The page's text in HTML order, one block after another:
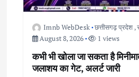
g
Imnb WebDesk छत्तीसगढ़ प्रदेश ,
August 8, 2026
1 views
कभी भी खोला जा सकता है
जलाशय का गेट, अलर्ट जारी